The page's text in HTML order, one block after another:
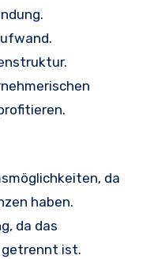
da
haben.
da das
ist.